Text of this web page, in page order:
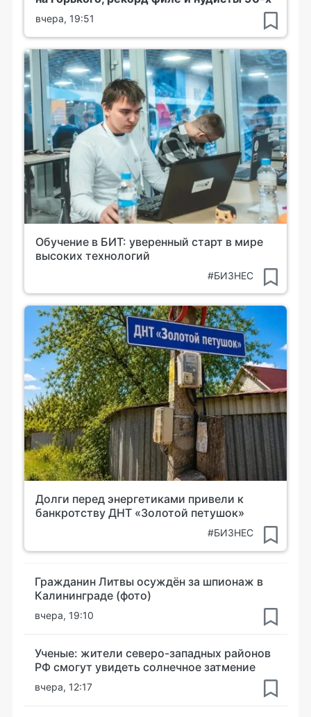
вчера, 19:51
Обучение в БИТ: уверенный старт в мире
высоких технологий
#БИЗНЕС
Долги перед энергетиками привели к
банкротству ДНТ «Золотой петушок»
#БИЗНЕС
Гражданин Литвы осуждён за шпионаж в
Калининграде (фото)
вчера, 19:10
Ученые: жители северо-западных районов
РФ смогут увидеть солнечное затмение
вчера, 12:17